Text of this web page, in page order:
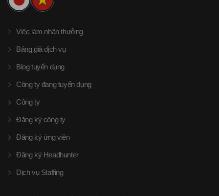
Việc làm nhận thưởng
Bảng giá dịch vụ
Blog tuyển dụng
Công ty đang tuyển dụng
Công ty
Đăng ký công ty
Đăng ký ứng viên
Đăng ký Headhunter
Dịch vụ Staffing